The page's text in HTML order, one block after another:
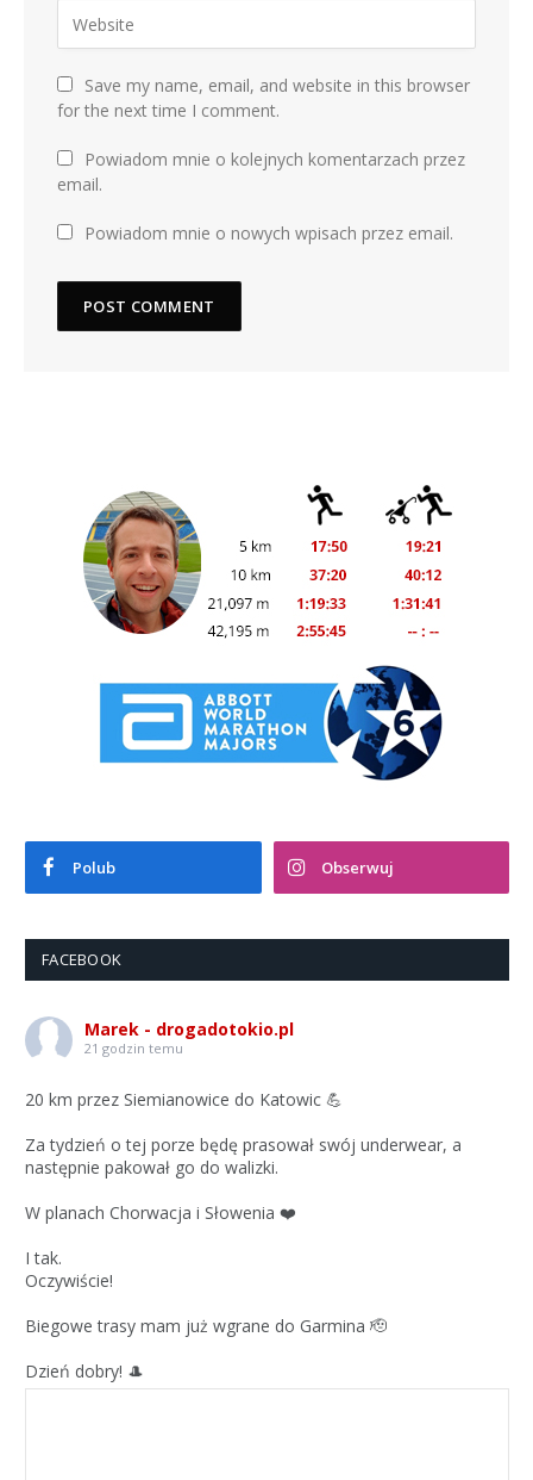
Save my name, email, and website in this browser
for the next time I comment.
Powiadom mnie o kolejnych komentarzach przez
email.
Powiadom mnie o nowych wpisach przez email.
Polub Obserwuj
FACEBOOK
Marek - drogadotokio.pl
21 godzin temu
20 km przez Siemianowice do Katowic 💪
Za tydzień o tej porze będę prasował swój underwear, a
następnie pakował go do walizki.
W planach Chorwacja i Słowenia ❤️
I tak.
Oczywiście!
Biegowe trasy mam już wgrane do Garmina 🫡
Dzień dobry! 🎩